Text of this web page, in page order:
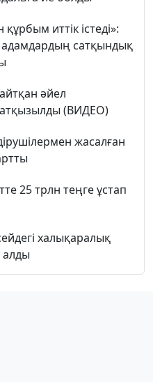
иттік істеді»:
сатқындық
әйел
(ВИДЕО)
жасалған
25 трлн теңге ұстап
халықаралық
алды